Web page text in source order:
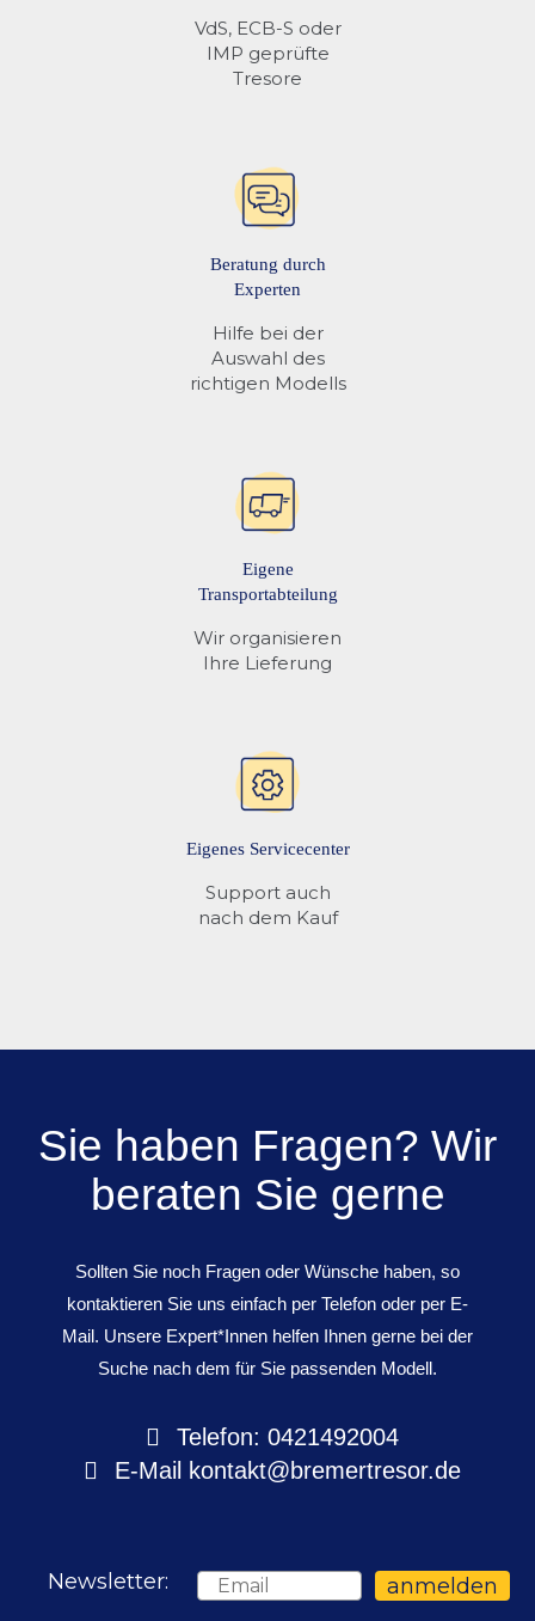
VdS, ECB-S oder
IMP geprüfte
Tresore
Beratung durch
Experten
Hilfe bei der
Auswahl des
richtigen Modells
Eigene
Transportabteilung
Wir organisieren
Ihre Lieferung
Eigenes Servicecenter
Support auch
nach dem Kauf
Sie haben Fragen? Wir
beraten Sie gerne
Sollten Sie noch Fragen oder Wünsche haben, so
kontaktieren Sie uns einfach per Telefon oder per E-
Mail. Unsere Expert*Innen helfen Ihnen gerne bei der
Suche nach dem für Sie passenden Modell.
Telefon: 0421492004
E-Mail
kontakt@bremertresor.de
Newsletter: Email anmelden